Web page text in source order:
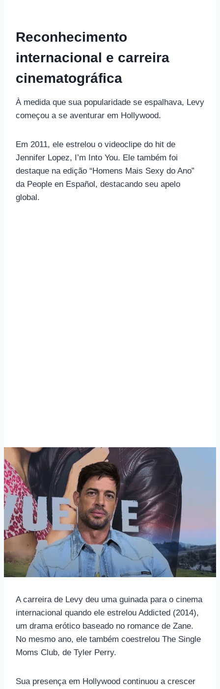
Reconhecimento
internacional e carreira
cinematográfica
À medida que sua popularidade se espalhava, Levy
começou a se aventurar em Hollywood.
Em 2011, ele estrelou o videoclipe do hit de
Jennifer Lopez, I’m Into You. Ele também foi
destaque na edição “Homens Mais Sexy do Ano”
da People en Español, destacando seu apelo
global.
A carreira de Levy deu uma guinada para o cinema
internacional quando ele estrelou Addicted (2014),
um drama erótico baseado no romance de Zane.
No mesmo ano, ele também coestrelou The Single
Moms Club, de Tyler Perry.
Sua presença em Hollywood continuou a crescer